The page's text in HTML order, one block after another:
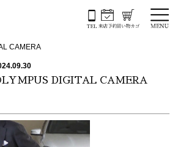
CAMERA
DIGITAL CAMERA